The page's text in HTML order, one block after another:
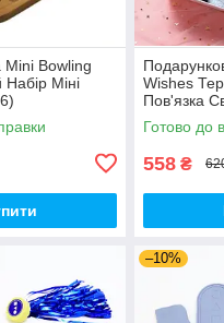
Mini Bowling
Набір Міні
Wishes
Пов'язка
Блакитний
Готово до
558 ₴
–10%